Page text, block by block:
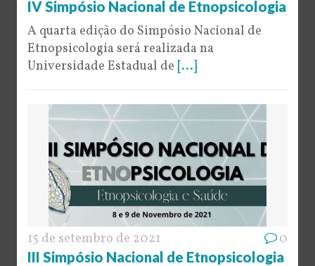
IV Simpósio Nacional de Etnopsicologia
A quarta edição do Simpósio Nacional de
Etnopsicologia será realizada na
Universidade Estadual de [...]
15 de setembro de 2021 0
III Simpósio Nacional de Etnopsicologia